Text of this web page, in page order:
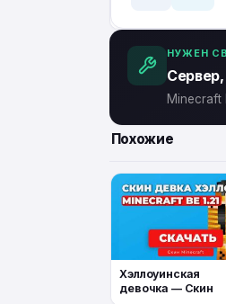
НУЖЕН
Похожие
Хэллоуинская
девочка — Скин